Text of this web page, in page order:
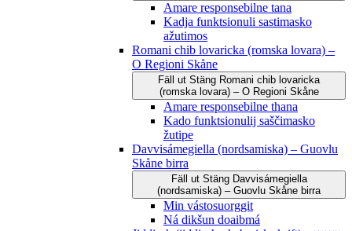
Amare responsebilne tana
Kadja funktsionuli sastimasko
ažutimos
Romani chib lovaricka (romska lovara) –
O Regioni Skåne
Fäll ut Stäng Romani chib lovaricka
(romska lovara) – O Regioni Skåne
Amare responsebilne thana
Kado funktsionulij saščimasko
žutipe
Davvisámegiella (nordsamiska) – Guovlu
Skåne birra
Fäll ut Stäng Davvisámegiella
(nordsamiska) – Guovlu Skåne birra
Min vástosuorggit
Ná dikšun doaibmá